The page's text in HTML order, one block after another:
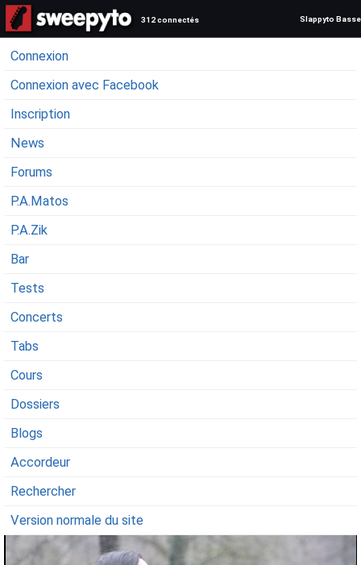
312 connectés Slappyto Basse
Connexion
Connexion avec Facebook
Inscription
News
Forums
P.A.Matos
P.A.Zik
Bar
Tests
Concerts
Tabs
Cours
Dossiers
Blogs
Accordeur
Rechercher
Version normale du site